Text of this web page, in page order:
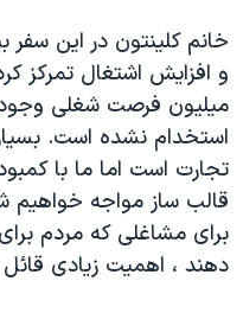
صفحه‌های ویژه
سفر پرزیدنت ترامپ به چین
خانم کلینتون در این
و افزایش اشتغال تمرکز
میلیون فرصت شغلی وجود
استخدام نشده است.
تجارت است اما ما با
قالب ساز مواجه
برای مشاغلی که مردم
دهند ، اهمیت زیادی